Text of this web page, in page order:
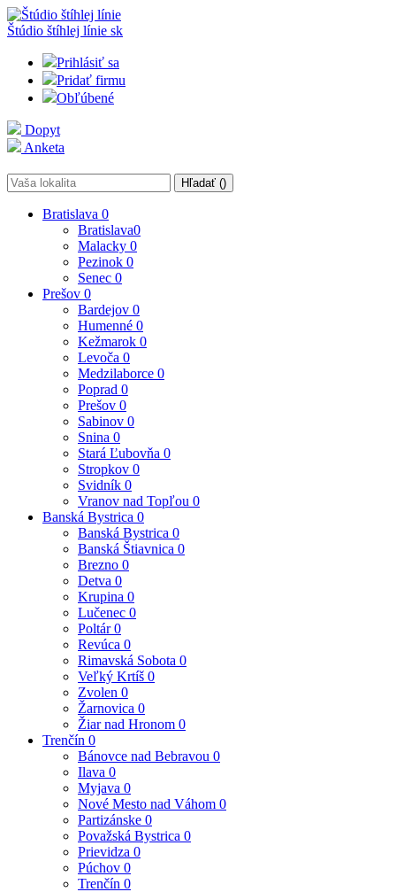
Štúdio štíhlej línie sk
Prihlásiť sa
Pridať firmu
Obľúbené
Dopyt
Anketa
Hľadať ()
Bratislava 0
Bratislava0
Malacky 0
Pezinok 0
Senec 0
Prešov 0
Bardejov 0
Humenné 0
Kežmarok 0
Levoča 0
Medzilaborce 0
Poprad 0
Prešov 0
Sabinov 0
Snina 0
Stará Ľubovňa 0
Stropkov 0
Svidník 0
Vranov nad Topľou 0
Banská Bystrica 0
Banská Bystrica 0
Banská Štiavnica 0
Brezno 0
Detva 0
Krupina 0
Lučenec 0
Poltár0
Revúca 0
Rimavská Sobota 0
Veľký Krtíš 0
Zvolen 0
Žarnovica 0
Žiar nad Hronom 0
Trenčín 0
Bánovce nad Bebravou 0
Ilava 0
Myjava 0
Nové Mesto nad Váhom 0
Partizánske 0
Považská Bystrica 0
Prievidza 0
Púchov 0
Trenčín 0